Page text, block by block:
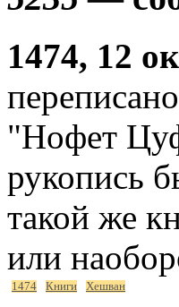
1474, 12
"Нофет
рукопись
такой же
или
1474 Книги Хешван